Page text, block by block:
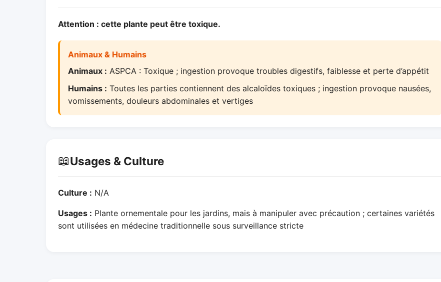
Attention : cette plante peut être toxique.
Animaux & Humains
Animaux : ASPCA : Toxique ; ingestion provoque troubles digestifs, faiblesse et perte d’appétit
Humains : Toutes les parties contiennent des alcaloïdes toxiques ; ingestion provoque nausées,
vomissements, douleurs abdominales et vertiges
📖Usages & Culture
Culture : N/A
Usages : Plante ornementale pour les jardins, mais à manipuler avec précaution ; certaines variétés
sont utilisées en médecine traditionnelle sous surveillance stricte